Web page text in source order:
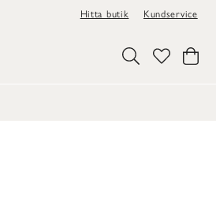
Hitta butik Kundservice